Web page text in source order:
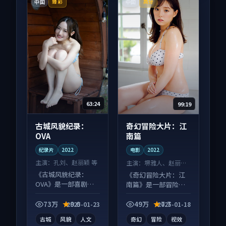
中国 臻彩
63:24
古城风貌纪录：
OVA
纪录片 2022
主演： 孔刘、赵丽颖 等
《古城风貌纪录：
OVA》是一部喜剧向
事并行，细节值得二
73万 9.0
2025-01-23
古城 风貌 人文
中国 高分
99:19
奇幻冒险大片：江
南篇
电影 2022
主演：堺雅人、赵丽颖
等
《奇幻冒险大片：江
南篇》是一部冒险向
度高，适合配弹幕观
49万 7.7
2025-01-18
奇幻 冒险 视效